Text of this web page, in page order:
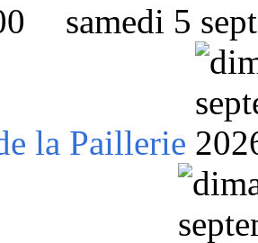
samedi 5
la Paillerie